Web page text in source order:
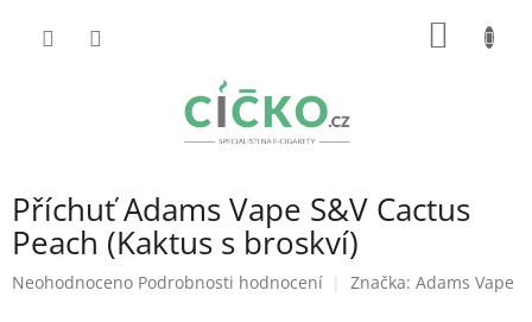
Příchuť Adams Vape S&V Cactus
Peach (Kaktus s broskví)
Průměrné
Neohodnoceno Podrobnosti hodnocení Značka: Adams Vape